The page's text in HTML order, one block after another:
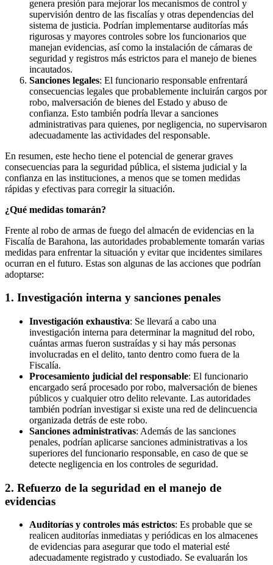
genera presión para mejorar los mecanismos de control y
supervisión dentro de las fiscalías y otras dependencias del
sistema de justicia. Podrían implementarse auditorías más
rigurosas y mayores controles sobre los funcionarios que
manejan evidencias, así como la instalación de cámaras de
seguridad y registros más estrictos para el manejo de bienes
incautados.
Sanciones legales: El funcionario responsable enfrentará
consecuencias legales que probablemente incluirán cargos por
robo, malversación de bienes del Estado y abuso de
confianza. Esto también podría llevar a sanciones
administrativas para quienes, por negligencia, no supervisaron
adecuadamente las actividades del responsable.
En resumen, este hecho tiene el potencial de generar graves
consecuencias para la seguridad pública, el sistema judicial y la
confianza en las instituciones, a menos que se tomen medidas
rápidas y efectivas para corregir la situación.
¿Qué medidas tomarán?
Frente al robo de armas de fuego del almacén de evidencias en la
Fiscalía de Barahona, las autoridades probablemente tomarán varias
medidas para enfrentar la situación y evitar que incidentes similares
ocurran en el futuro. Estas son algunas de las acciones que podrían
adoptarse:
1. Investigación interna y sanciones penales
Investigación exhaustiva: Se llevará a cabo una
investigación interna para determinar la magnitud del robo,
cuántas armas fueron sustraídas y si hay más personas
involucradas en el delito, tanto dentro como fuera de la
Fiscalía.
Procesamiento judicial del responsable: El funcionario
encargado será procesado por robo, malversación de bienes
públicos y cualquier otro delito relevante. Las autoridades
también podrían investigar si existe una red de delincuencia
organizada detrás de este robo.
Sanciones administrativas: Además de las sanciones
penales, podrían aplicarse sanciones administrativas a los
superiores del funcionario responsable, en caso de que se
detecte negligencia en los controles de seguridad.
2. Refuerzo de la seguridad en el manejo de
evidencias
Auditorías y controles más estrictos: Es probable que se
realicen auditorías inmediatas y periódicas en los almacenes
de evidencias para asegurar que todo el material esté
adecuadamente registrado y custodiado. Se evaluarán los